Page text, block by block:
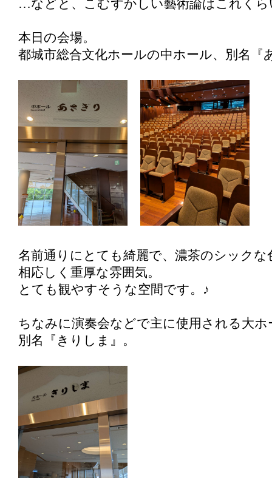
…などと、こむずかしい藝術論はこれく
本日の会場。
都城市総合文化ホールの中ホール、別名『
名前通りにとても綺麗で、濃茶のシックな
相応しく重厚な雰囲気。
とても観やすそうな空間です。♪
ちなみに演奏会などで主に使用される大
別名『きりしま』。